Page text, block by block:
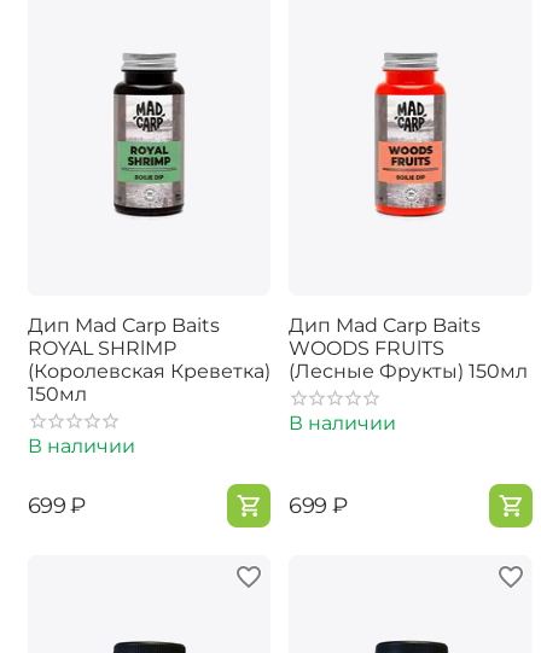
Дип Mad Carp Baits
ROYAL SHRlMP
(Королевская Креветка)
150мл
В наличии
‍699‍ ₽
Дип Mad Carp Baits
WOODS FRUlTS
(Лесные Фрукты) 150мл
В наличии
‍699‍ ₽